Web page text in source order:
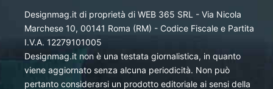
Designmag.it di proprietà di WEB 365 SRL - Via Nicola
Marchese 10, 00141 Roma (RM) - Codice Fiscale e Partita
I.V.A. 12279101005
Designmag.it non è una testata giornalistica, in quanto
viene aggiornato senza alcuna periodicità. Non può
pertanto considerarsi un prodotto editoriale ai sensi della